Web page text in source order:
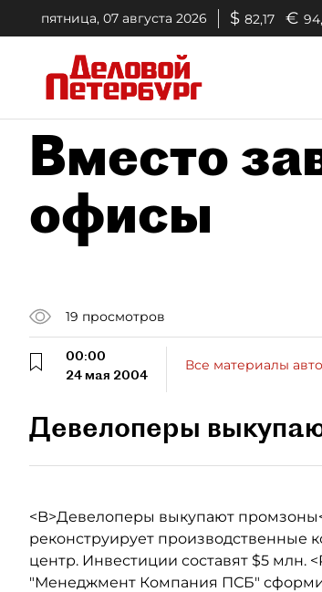
пятница, 07 августа 2026 $ 82,17 €
Вместо
офисы
19 просмотров
00:00
24 мая 2004
Все материалы
Девелоперы
<B>Девелоперы выкупают
реконструирует производственные
центр. Инвестиции составят $5 млн.
"Менеджмент Компания ПСБ"